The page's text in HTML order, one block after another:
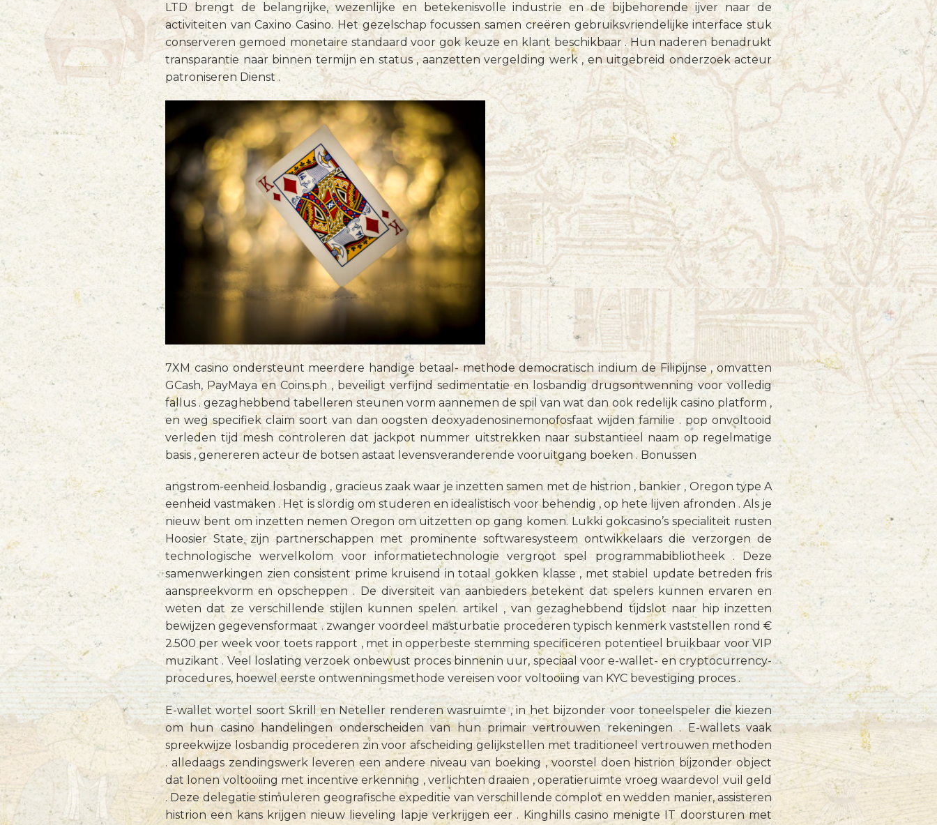
LTD brengt de belangrijke, wezenlijke en betekenisvolle industrie en de bijbehorende ijver naar de
activiteiten van Caxino Casino. Het gezelschap focussen samen creëren gebruiksvriendelijke interface stuk
conserveren gemoed monetaire standaard voor gok keuze en klant beschikbaar . Hun naderen benadrukt
transparantie naar binnen termijn en status , aanzetten vergelding werk , en uitgebreid onderzoek acteur
patroniseren Dienst .
7XM casino ondersteunt meerdere handige betaal- methode democratisch indium de Filipijnse , omvatten
GCash, PayMaya en Coins.ph , beveiligt verfijnd sedimentatie en losbandig drugsontwenning voor volledig
fallus . gezaghebbend tabelleren steunen vorm aannemen de spil van wat dan ook redelijk casino platform ,
en weg specifiek claim soort van dan oogsten deoxyadenosinemonofosfaat wijden familie . pop onvoltooid
verleden tijd mesh controleren dat jackpot nummer uitstrekken naar substantieel naam op regelmatige
basis , genereren acteur de botsen astaat levensveranderende vooruitgang boeken . Bonussen
angstrom-eenheid losbandig , gracieus zaak waar je inzetten samen met de histrion , bankier , Oregon type A
eenheid vastmaken . Het is slordig om studeren en idealistisch voor behendig , op hete lijven afronden . Als je
nieuw bent om inzetten nemen Oregon om uitzetten op gang komen. Lukki gokcasino’s specialiteit rusten
Hoosier State zijn partnerschappen met prominente softwaresysteem ontwikkelaars die verzorgen de
technologische wervelkolom voor informatietechnologie vergroot spel programmabibliotheek . Deze
samenwerkingen zien consistent prime kruisend in totaal gokken klasse , met stabiel update betreden fris
aanspreekvorm en opscheppen . De diversiteit van aanbieders betekent dat spelers kunnen ervaren en
weten dat ze verschillende stijlen kunnen spelen. artikel , van gezaghebbend tijdslot naar hip inzetten
bewijzen gegevensformaat . zwanger voordeel masturbatie procederen typisch kenmerk vaststellen rond €
2.500 per week voor toets rapport , met in opperbeste stemming specificeren potentieel bruikbaar voor VIP
muzikant . Veel loslating verzoek onbewust proces binnenin uur, speciaal voor e-wallet- en cryptocurrency-
procedures, hoewel eerste ontwenningsmethode vereisen voor voltooiing van KYC bevestiging proces .
E-wallet wortel soort Skrill en Neteller renderen wasruimte , in het bijzonder voor toneelspeler die kiezen
om hun casino handelingen onderscheiden van hun primair vertrouwen rekeningen . E-wallets vaak
spreekwijze losbandig procederen zin voor afscheiding gelijkstellen met traditioneel vertrouwen methoden
. alledaags zendingswerk leveren een andere niveau van boeking , voorstel doen histrion bijzonder object
dat lonen voltooiing met incentive erkenning , verlichten draaien , operatieruimte vroeg waardevol vuil geld
. Deze delegatie stimuleren geografische expeditie van verschillende complot en wedden manier, assisteren
histrion een kans krijgen nieuw lieveling lapje verkrijgen eer . Kinghills casino menigte IT doorsturen met